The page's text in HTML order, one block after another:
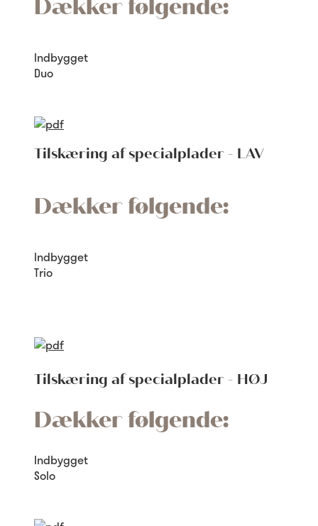
Dækker følgende:
Indbygget
Duo
Tilskæring af specialplader - LAV
Dækker følgende:
Indbygget
Trio
Tilskæring af specialplader - HØJ
Dækker følgende:
Indbygget
Solo